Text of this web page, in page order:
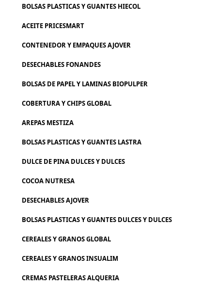
BOLSAS PLASTICAS Y GUANTES HIECOL
ACEITE PRICESMART
CONTENEDOR Y EMPAQUES AJOVER
DESECHABLES FONANDES
BOLSAS DE PAPEL Y LAMINAS BIOPULPER
COBERTURA Y CHIPS GLOBAL
AREPAS MESTIZA
BOLSAS PLASTICAS Y GUANTES LASTRA
DULCE DE PINA DULCES Y DULCES
COCOA NUTRESA
DESECHABLES AJOVER
BOLSAS PLASTICAS Y GUANTES DULCES Y DULCES
CEREALES Y GRANOS GLOBAL
CEREALES Y GRANOS INSUALIM
CREMAS PASTELERAS ALQUERIA